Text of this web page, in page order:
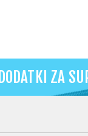
DODATKI ZA